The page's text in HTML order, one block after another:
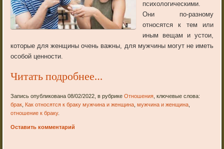
психологическими.
Они по-разному
относятся к тем или
иным вещам и устои,
которые для женщины очень важны, для мужчины могут не иметь
особой ценности.
Читать подробнее…
Запись опубликована 08/02/2022, в рубрикеОтношения , ключевые слова:
брак Как относятся к браку мужчина и женщина ,мужчина и женщина
отношение к браку.
Оставить комментарий